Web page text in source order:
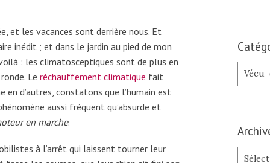
marche
et les vacances sont derrière nous. Et
inédit ; et dans le jardin au pied de mon
: les climatosceptiques sont de plus en
Leréchauffement climatique fait
en d’autres, constatons que l’humain est
aussi fréquent qu’absurde et
en marche.
à l’arrêt qui laissent tourner leur
Archives